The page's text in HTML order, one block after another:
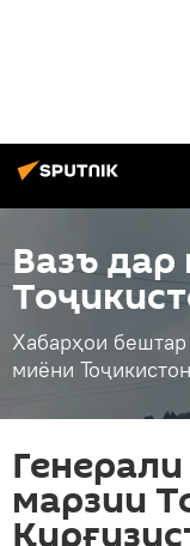
Вазъ дар
Хабарҳои
миёни
марзии